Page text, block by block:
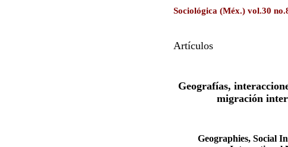
Sociológica (Méx.) vol.30
Artículos
Geografías,
migración
Geographies, Social